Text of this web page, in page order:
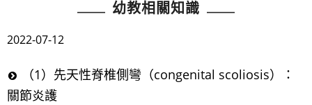
幼教相關知識
2022-07-12
（1）先天性脊椎側彎（congenital scoliosis）：
關節炎護